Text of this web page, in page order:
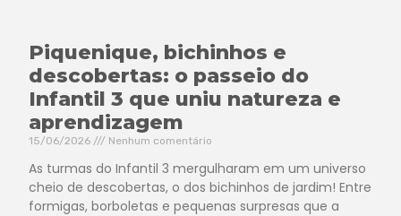
Piquenique, bichinhos e
descobertas: o passeio do
Infantil 3 que uniu natureza e
aprendizagem
15/06/2026 Nenhum comentário
As turmas do Infantil 3 mergulharam em um universo
cheio de descobertas, o dos bichinhos de jardim! Entre
formigas, borboletas e pequenas surpresas que a